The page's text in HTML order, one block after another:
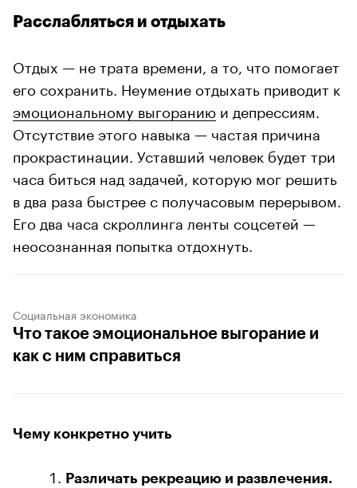
Расслабляться и отдыхать
Отдых — не трата времени, а то, что помогает
его сохранить. Неумение отдыхать приводит к
эмоциональному выгоранию и депрессиям.
Отсутствие этого навыка — частая причина
прокрастинации. Уставший человек будет три
часа биться над задачей, которую мог решить
в два раза быстрее с получасовым перерывом.
Его два часа скроллинга ленты соцсетей —
неосознанная попытка отдохнуть.
Социальная экономика
Что такое эмоциональное выгорание и
как с ним справиться
Чему конкретно учить
Различать рекреацию и развлечения.